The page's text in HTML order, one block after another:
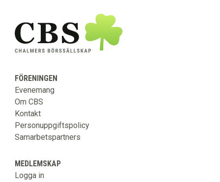
FÖRENINGEN
Evenemang
Om CBS
Kontakt
Personuppgiftspolicy
Samarbetspartners
MEDLEMSKAP
Logga in